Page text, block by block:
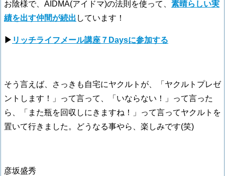
お陰様で、AIDMA(アイドマ)の法則を使って、 素晴らしい実
績を出す仲間が続出 しています！
▶ リッチライフメール講座７Daysに参加する
そう言えば、さっきも自宅にヤクルトが、「ヤクルトプレゼ
ントします！」って言って、「いならない！」って言った
ら、「また瓶を回収しにきますね！」って言ってヤクルトを
置いて行きました。どうなる事やら、楽しみです(笑)
彦坂盛秀